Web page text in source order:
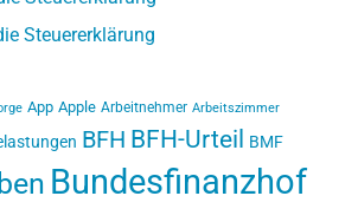
Steuererklärung
App Apple Arbeitnehmer Arbeitszimmer
BFH BFH-Urteil BMF
Bundesfinanzhof